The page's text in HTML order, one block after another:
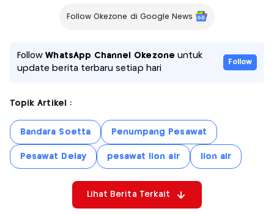
Follow Okezone di Google News
FollowWhatsApp Channel Okezone untuk
update berita terbaru setiap hari
Follow
Topik Artikel :
Bandara Soetta Penumpang Pesawat
Pesawat Delay pesawat lion air lion air
Lihat Berita Terkait